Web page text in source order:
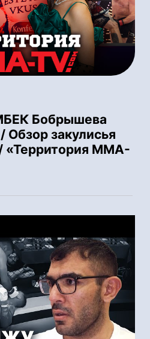
Бобрышева
Обзор закулисья
MMA-